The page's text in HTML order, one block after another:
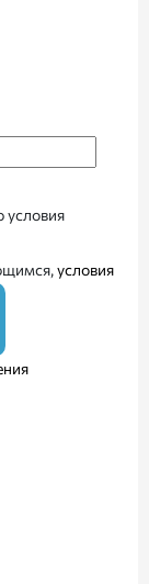
условия
условия